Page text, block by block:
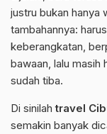
justru bukan hanya
tambahannya:
keberangkatan,
bawaan, lalu masih
sudah tiba.
Di sinilahtravel
semakin banyak